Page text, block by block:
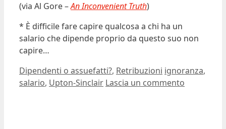
(via Al Gore –An Inconvenient Truth)
* È difficile fare capire qualcosa a chi ha un
salario che dipende proprio da questo suo non
capire…
Categorie
Dipendenti o assuefatti?, Retribuzioni Tag
ignoranza,
salario, Upton-Sinclair Lascia un commento